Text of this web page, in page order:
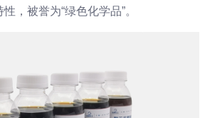
，被誉为“绿色化学品”。